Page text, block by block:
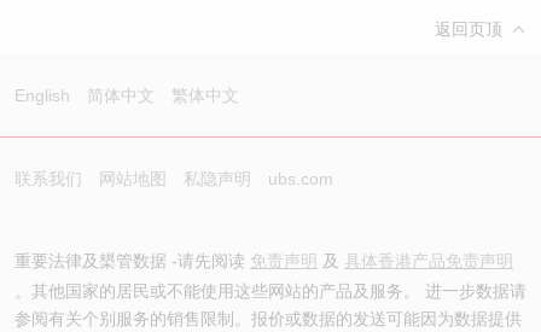
返回页顶
English 简体中文 繁体中文
联系我们 网站地图 私隐声明 ubs.com
重要法律及槼管数据 -请先阅读 免责声明 及 具体香港产品免责声明
。其他国家的居民或不能使用这些网站的产品及服务。 进一步数据请
参阅有关个别服务的销售限制。报价或数据的发送可能因为数据提供